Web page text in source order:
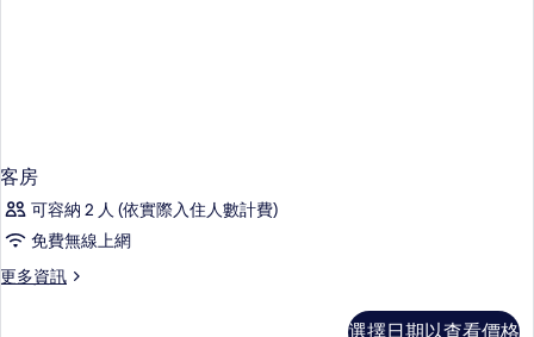
客房
可容納 2 人 (依實際入住人數計費)
免費無線上網
更多資訊
更
選擇日期以查看價格